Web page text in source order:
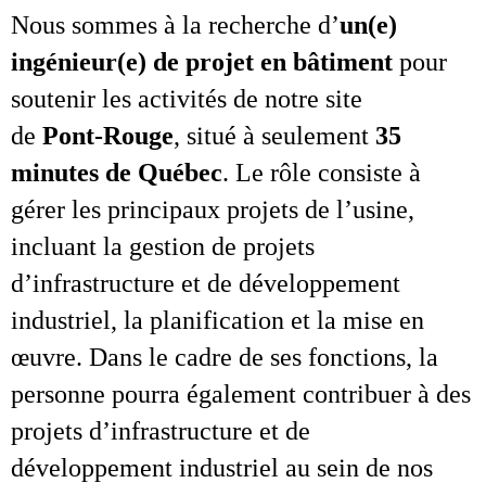
Nous sommes à la recherche d’un(e)
ingénieur(e) de projet en bâtiment pour
soutenir les activités de notre site
de Pont‑Rouge, situé à seulement 35
minutes de Québec. Le rôle consiste à
gérer les principaux projets de l’usine,
incluant la gestion de projets
d’infrastructure et de développement
industriel, la planification et la mise en
œuvre. Dans le cadre de ses fonctions, la
personne pourra également contribuer à des
projets d’infrastructure et de
développement industriel au sein de nos